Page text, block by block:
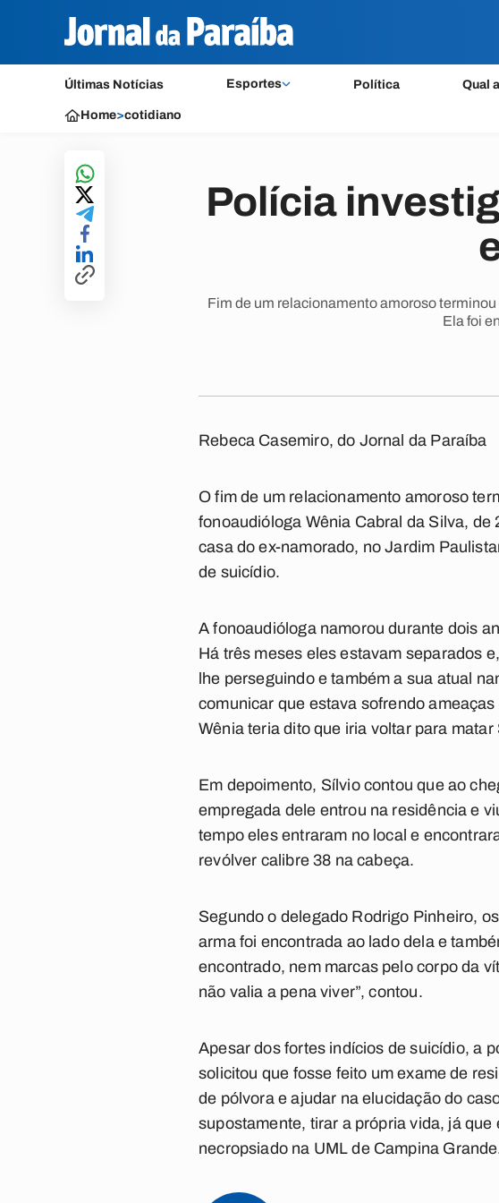
Últimas Notícias Esportes Política Qual
Home>cotidiano
Polícia
Fim de um relacionamento amoroso
Ela foi
Rebeca Casemiro, do Jornal da Paraíba
O fim de um relacionamento amoroso
fonoaudióloga Wênia Cabral da Silva,
casa do ex-namorado, no Jardim
de suicídio.
A fonoaudióloga namorou durante dois
Há três meses eles estavam separados
lhe perseguindo e também a sua atual
comunicar que estava sofrendo
Wênia teria dito que iria voltar para matar
Em depoimento, Sílvio contou que ao
empregada dele entrou na residência e
tempo eles entraram no local e
revólver calibre 38 na cabeça.
Segundo o delegado Rodrigo Pinheiro,
arma foi encontrada ao lado dela e
encontrado, nem marcas pelo corpo da
não valia a pena viver”, contou.
Apesar dos fortes indícios de suicídio, a
solicitou que fosse feito um exame de
de pólvora e ajudar na elucidação do
supostamente, tirar a própria vida, já
necropsiado na UML de Campina